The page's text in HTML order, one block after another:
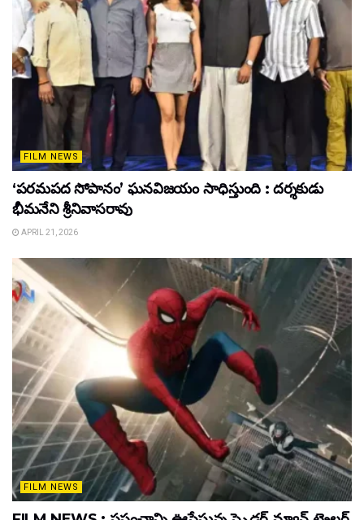
FILM NEWS
‘పరమపద సోపానం’ ఘనవిజయం సాధిస్తుంది : దర్శకుడు
భీమనేని శ్రీనివాసరావు
APRIL 21, 2026
FILM NEWS